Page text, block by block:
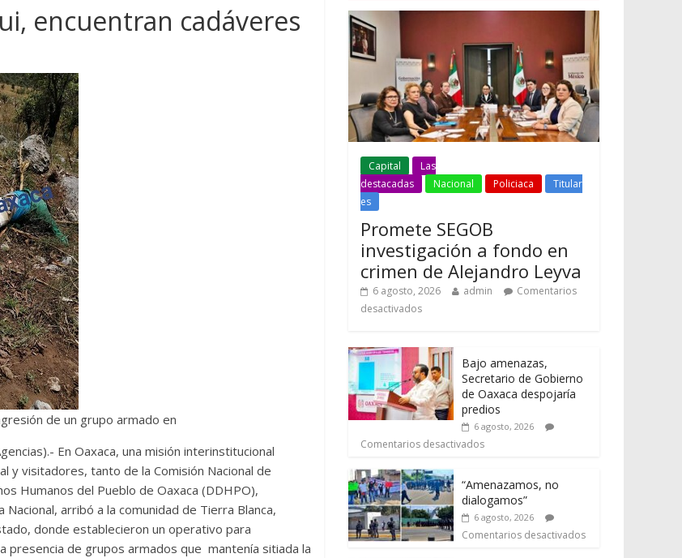
encuentran cadáveres
de un grupo armado en
En Oaxaca, una misión interinstitucional
y visitadores, tanto de la Comisión Nacional de
Humanos del Pueblo de Oaxaca (DDHPO),
arribó a la comunidad de Tierra Blanca,
donde establecieron un operativo para
presencia de grupos armados que mantenía sitiada la
Capital
Las
destacadas
Nacional Policiaca
Titular
es
Promete SEGOB
investigación a fondo en
crimen de Alejandro Leyva
6 agosto, 2026 admin
Comentarios
desactivados
Bajo amenazas,
Secretario de Gobierno
de Oaxaca despojaría
predios
6 agosto, 2026
Comentarios desactivados
“Amenazamos, no
dialogamos”
6 agosto, 2026
Comentarios desactivados